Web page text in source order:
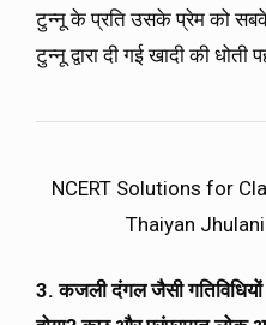
टुन्नू के प्रति उसके प्रेम को
टुन्नू द्वारा दी गई खादी की धोती
NCERT Solutions for
Thaiyan
3. कजली दंगल जैसी